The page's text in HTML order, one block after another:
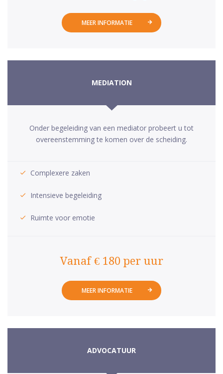
MEER INFORMATIE
MEDIATION
Onder begeleiding van een mediator probeert u tot
overeenstemming te komen over de scheiding.
Complexere zaken
Intensieve begeleiding
Ruimte voor emotie
Vanaf € 180 per uur
MEER INFORMATIE
ADVOCATUUR